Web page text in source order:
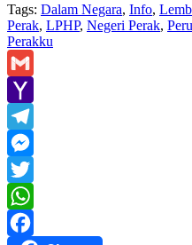
Tags: Dalam Negara, Info,
Perak, LPHP, Negeri Perak,
Perakku
Gmail
Yahoo
Mail
Telegram
Messenger
Twitter
WhatsApp